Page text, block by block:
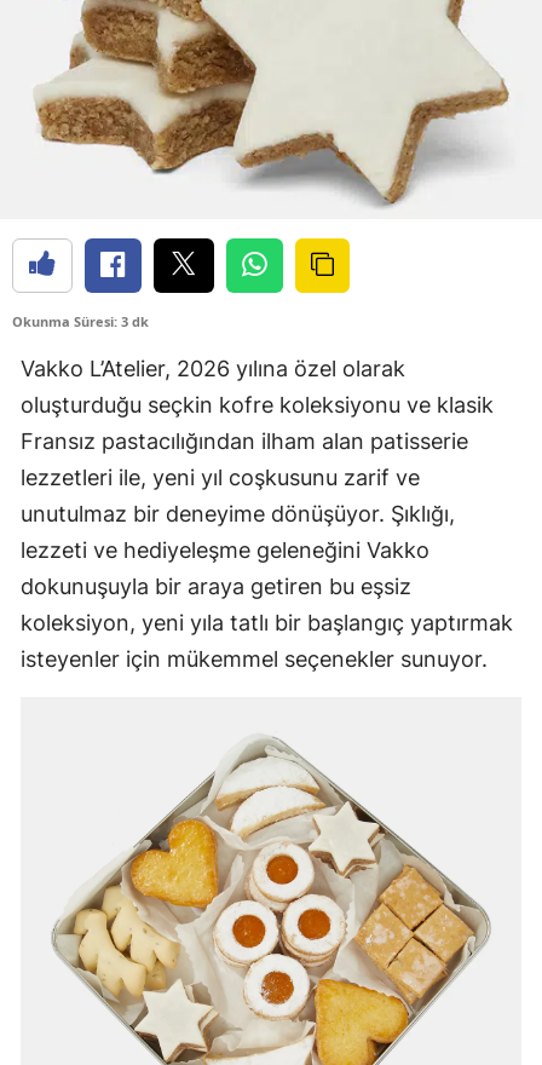
Okunma Süresi: 3 dk
Vakko L’Atelier, 2026 yılına özel olarak
oluşturduğu seçkin kofre koleksiyonu ve klasik
Fransız pastacılığından ilham alan patisserie
lezzetleri ile, yeni yıl coşkusunu zarif ve
unutulmaz bir deneyime dönüşüyor. Şıklığı,
lezzeti ve hediyeleşme geleneğini Vakko
dokunuşuyla bir araya getiren bu eşsiz
koleksiyon, yeni yıla tatlı bir başlangıç yaptırmak
isteyenler için mükemmel seçenekler sunuyor.